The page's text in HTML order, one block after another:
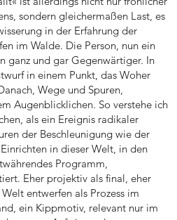
sondern gleichermaßen Last, es
in der Erfahrung der
im Walde. Die Person, nun ein
ganz und gar Gegenwärtiger. In
in einem Punkt, das Woher
Wege und Spuren,
Augenblicklichen. So verstehe ich
als ein Ereignis radikaler
der Beschleunigung wie der
in dieser Welt, in den
Programm,
Eher projektiv als final, eher
entwerfen als Prozess im
ein Kippmotiv, relevant nur im